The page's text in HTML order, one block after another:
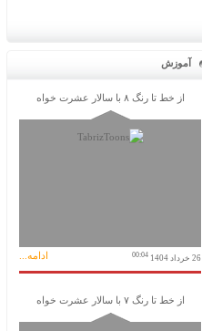
آموزش
از خط تا رنگ ۸ با سالار عشرت خواه
26 خرداد 1404 00:04 ادامه...
از خط تا رنگ ۷ با سالار عشرت خواه